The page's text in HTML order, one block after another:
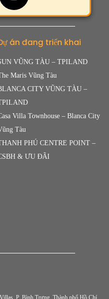
án đang triển khai
VŨNG TÀU – TPILAND
Maris Vũng Tàu
CITY VŨNG TÀU –
Villa Townhouse – Blanca City
Tàu
PHÚ CENTRE POINT –
& ƯU ĐÃI
P. Bình Trưng, Thành phố Hồ Chí